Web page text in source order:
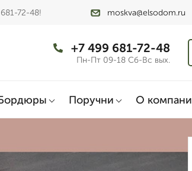
72-48! moskva@elsodom.ru
+7 499 681-72-48
Пн-Пт 09-18 Сб-Вс вых.
Поручни О компани